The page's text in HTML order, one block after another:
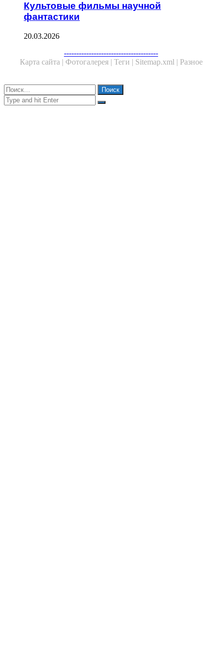
Культовые фильмы научной
фантастики
20.03.2026
--------------------------------------
Карта сайта | Фотогалерея | Теги | Sitemap.xml | Разное
Close
Найти:
Close
Search